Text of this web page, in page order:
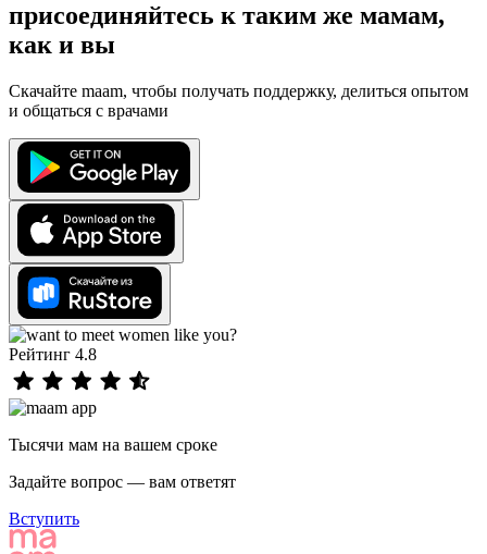
присоединяйтесь к таким же мамам,
как и вы
Скачайте maam, чтобы получать поддержку, делиться опытом
и общаться с врачами
Рейтинг 4.8
Тысячи мам на вашем сроке
Задайте вопрос — вам ответят
Вступить